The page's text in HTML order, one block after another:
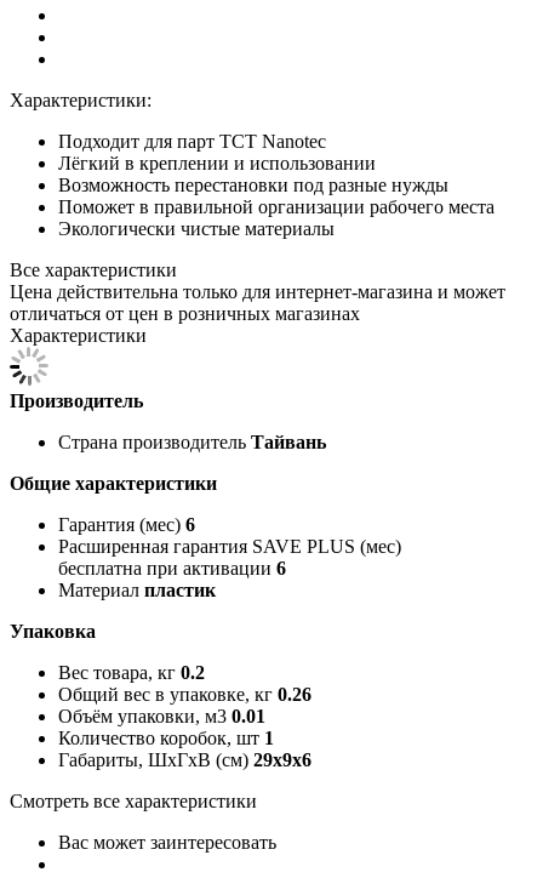
Характеристики:
Подходит для парт TCT Nanotec
Лёгкий в креплении и использовании
Возможность перестановки под разные нужды
Поможет в правильной организации рабочего места
Экологически чистые материалы
Все характеристики
Цена действительна только для интернет-магазина и может
отличаться от цен в розничных магазинах
Характеристики
Производитель
Страна производитель Тайвань
Общие характеристики
Гарантия (мес) 6
Расширенная гарантия SAVE PLUS (мес)
бесплатна при активации 6
Материал пластик
Упаковка
Вес товара, кг 0.2
Общий вес в упаковке, кг 0.26
Объём упаковки, м3 0.01
Количество коробок, шт 1
Габариты, ШxГxВ (см) 29x9x6
Смотреть все характеристики
Вас может заинтересовать